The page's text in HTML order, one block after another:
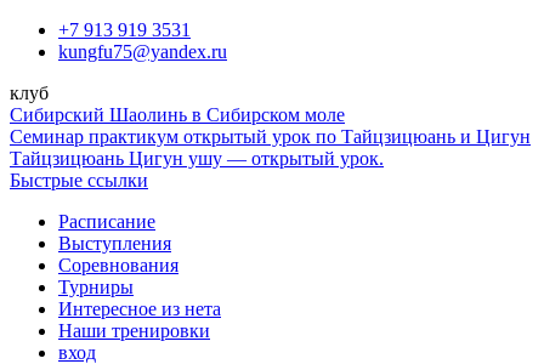
Перейти+7 913 919 3531
kungfu75@yandex.ru
клуб
Сибирский Шаолинь в Сибирском моле
Семинар практикум открытый урок по Тайцзицюань и Цигун
Тайцзицюань Цигун ушу — открытый урок.
Быстрые ссылки
Расписание
Выступления
Соревнования
Турниры
Интересное из нета
Наши тренировки
вход